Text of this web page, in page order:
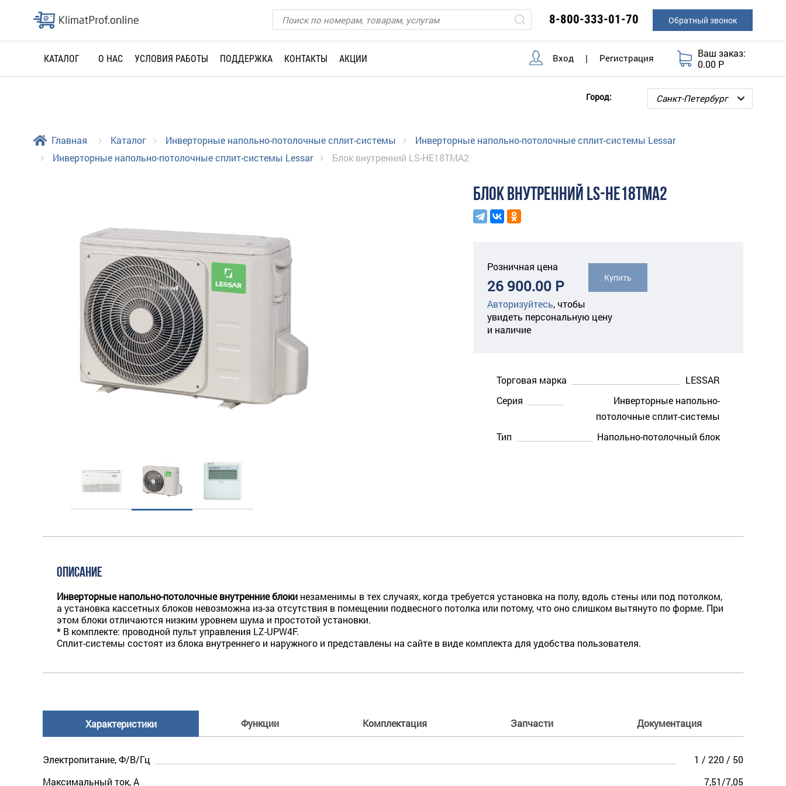
8-800-333-01-70 Обратный звонок
КАТАЛОГ О НАС УСЛОВИЯ РАБОТЫ ПОДДЕРЖКА КОНТАКТЫ АКЦИИ Вход | Регистрация
Ваш заказ:
0.00 Р
Город:
Главная Каталог Инверторные напольно-потолочные сплит-системы
Инверторные напольно-потолочные сплит-системы Lessar
Инверторные напольно-потолочные сплит-системы Lessar
Блок внутренний LS-HE18TMA2
БЛОК ВНУТРЕННИЙ LS-HE18TMA2
Розничная цена
26 900.00 Р
Авторизуйтесь, чтобы
увидеть персональную цену
и наличие
Купить
Торговая марка
LESSAR
Серия
Инверторные напольно-
потолочные сплит-системы
Тип
Напольно-потолочный блок
ОПИСАНИЕ
Инверторные напольно-потолочные внутренние блоки незаменимы в тех случаях, когда требуется установка на полу, вдоль стены или под потолком,
а установка кассетных блоков невозможна из-за отсутствия в помещении подвесного потолка или потому, что оно слишком вытянуто по форме. При
этом блоки отличаются низким уровнем шума и простотой установки.
* В комплекте: проводной пульт управления LZ-UPW4F.
Сплит-системы состоят из блока внутреннего и наружного и представлены на сайте в виде комплекта для удобства пользователя.
Характеристики Функции Комплектация Запчасти Документация
Электропитание, Ф/В/Гц
1 / 220 / 50
Максимальный ток, А
7,51/7,05